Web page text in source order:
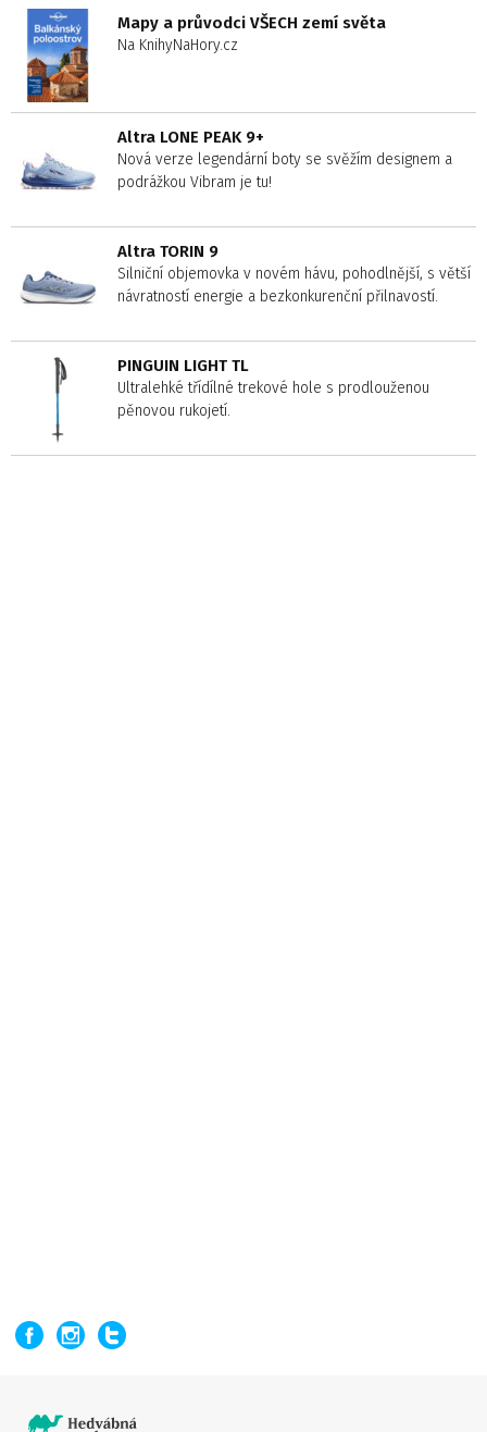
Mapy a průvodci VŠECH zemí světa
Na KnihyNaHory.cz
Altra LONE PEAK 9+
Nová verze legendární boty se svěžím designem a
podrážkou Vibram je tu!
Altra TORIN 9
Silniční objemovka v novém hávu, pohodlnější, s větší
návratností energie a bezkonkurenční přilnavostí.
PINGUIN LIGHT TL
Ultralehké třídílné trekové hole s prodlouženou
pěnovou rukojetí.